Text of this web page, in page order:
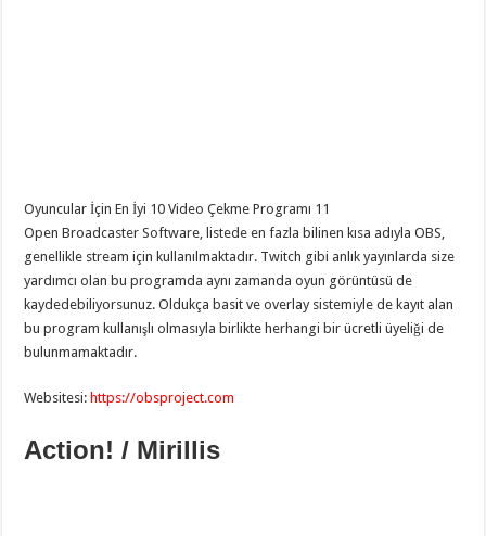
Oyuncular İçin En İyi 10 Video Çekme Programı 11
Open Broadcaster Software, listede en fazla bilinen kısa adıyla OBS,
genellikle stream için kullanılmaktadır. Twitch gibi anlık yayınlarda size
yardımcı olan bu programda aynı zamanda oyun görüntüsü de
kaydedebiliyorsunuz. Oldukça basit ve overlay sistemiyle de kayıt alan
bu program kullanışlı olmasıyla birlikte herhangi bir ücretli üyeliği de
bulunmamaktadır.
Websitesi: https://obsproject.com
Action! / Mirillis